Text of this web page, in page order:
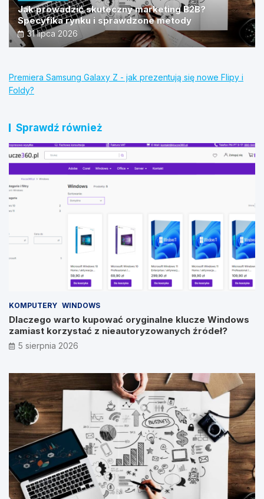
Jak prowadzić skuteczny marketing B2B?
Specyfika rynku i sprawdzone metody
31 lipca 2026
Premiera Samsung Galaxy Z - jak prezentują się nowe Flipy i
Foldy?
Sprawdź również
KOMPUTERY WINDOWS
Dlaczego warto kupować oryginalne klucze Windows
zamiast korzystać z nieautoryzowanych źródeł?
5 sierpnia 2026